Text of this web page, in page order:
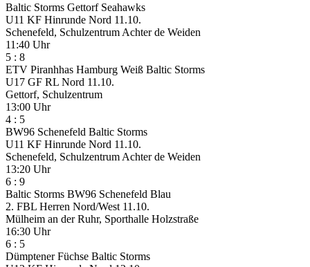
Baltic Storms Gettorf Seahawks
U11 KF Hinrunde Nord 11.10.
Schenefeld, Schulzentrum Achter de Weiden
11:40 Uhr
5 : 8
ETV Piranhhas Hamburg Weiß Baltic Storms
U17 GF RL Nord 11.10.
Gettorf, Schulzentrum
13:00 Uhr
4 : 5
BW96 Schenefeld Baltic Storms
U11 KF Hinrunde Nord 11.10.
Schenefeld, Schulzentrum Achter de Weiden
13:20 Uhr
6 : 9
Baltic Storms BW96 Schenefeld Blau
2. FBL Herren Nord/West 11.10.
Mülheim an der Ruhr, Sporthalle Holzstraße
16:30 Uhr
6 : 5
Dümptener Füchse Baltic Storms